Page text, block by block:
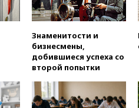
вчера,
вчера,
до 2032
вчера,
станет
Знаменитости и
бизнесмены,
добившиеся успеха со
второй попытки